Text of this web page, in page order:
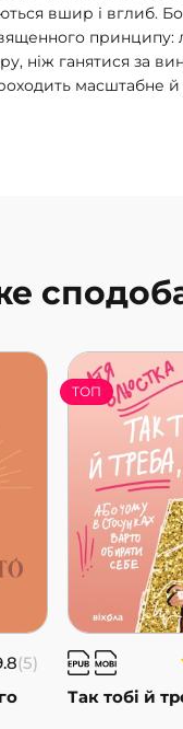
вшир і вглиб.
ніж ганятися за
масштабне
(5)
Так тобі й
ТОП